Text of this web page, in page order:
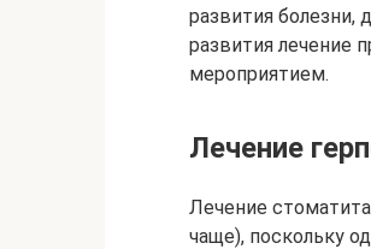
развития болезни,
развития лечение
мероприятием.
Лечение
Лечение
чаще), поскольку